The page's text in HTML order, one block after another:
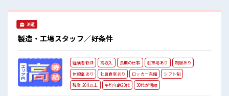
るのでらくちん♪ お昼ご飯に困らないですね♪ #ryo
派遣
製造・工場スタッフ／好条件
経験者歓迎 高収入 長期の仕事 駐車場あり
制服あり
休憩室あり
社員食堂あり ロッカー完備
シフト制
残業 20H以上
平均年齢20代 30代が活躍